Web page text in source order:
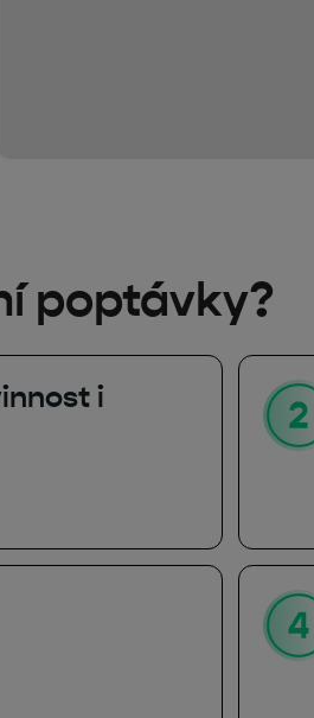
poptávky?
i